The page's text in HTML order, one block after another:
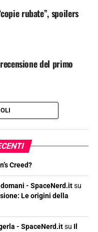
rubate”, spoilers
del primo
Creed?
- SpaceNerd.itsu
Le origini della
- SpaceNerd.itsu Il